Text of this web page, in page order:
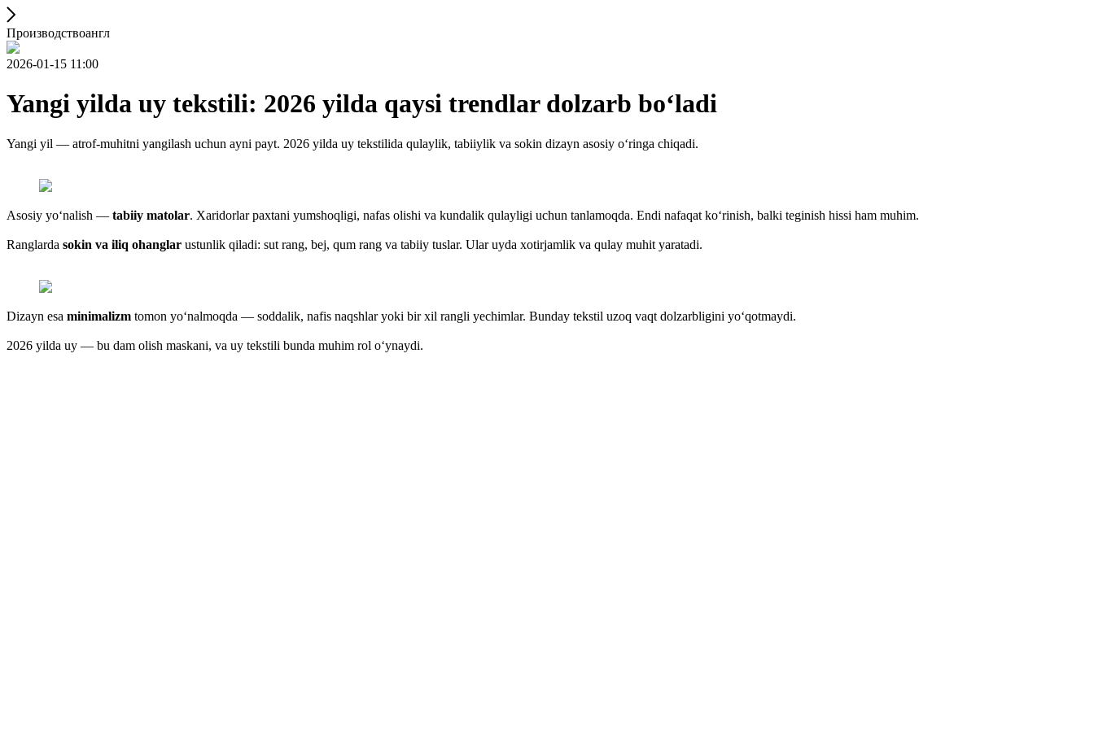
Производствоангл
2026-01-15 11:00
Yangi yilda uy tekstili: 2026 yilda qaysi trendlar dolzarb bo‘ladi
Yangi yil — atrof-muhitni yangilash uchun ayni payt. 2026 yilda uy tekstilida qulaylik, tabiiylik va sokin dizayn asosiy o‘ringa chiqadi.
Asosiy yo‘nalish — tabiiy matolar. Xaridorlar paxtani yumshoqligi, nafas olishi va kundalik qulayligi uchun tanlamoqda. Endi nafaqat ko‘rinish, balki teginish hissi ham muhim.
Ranglarda sokin va iliq ohanglar ustunlik qiladi: sut rang, bej, qum rang va tabiiy tuslar. Ular uyda xotirjamlik va qulay muhit yaratadi.
Dizayn esa minimalizm tomon yo‘nalmoqda — soddalik, nafis naqshlar yoki bir xil rangli yechimlar. Bunday tekstil uzoq vaqt dolzarbligini yo‘qotmaydi.
2026 yilda uy — bu dam olish maskani, va uy tekstili bunda muhim rol o‘ynaydi.